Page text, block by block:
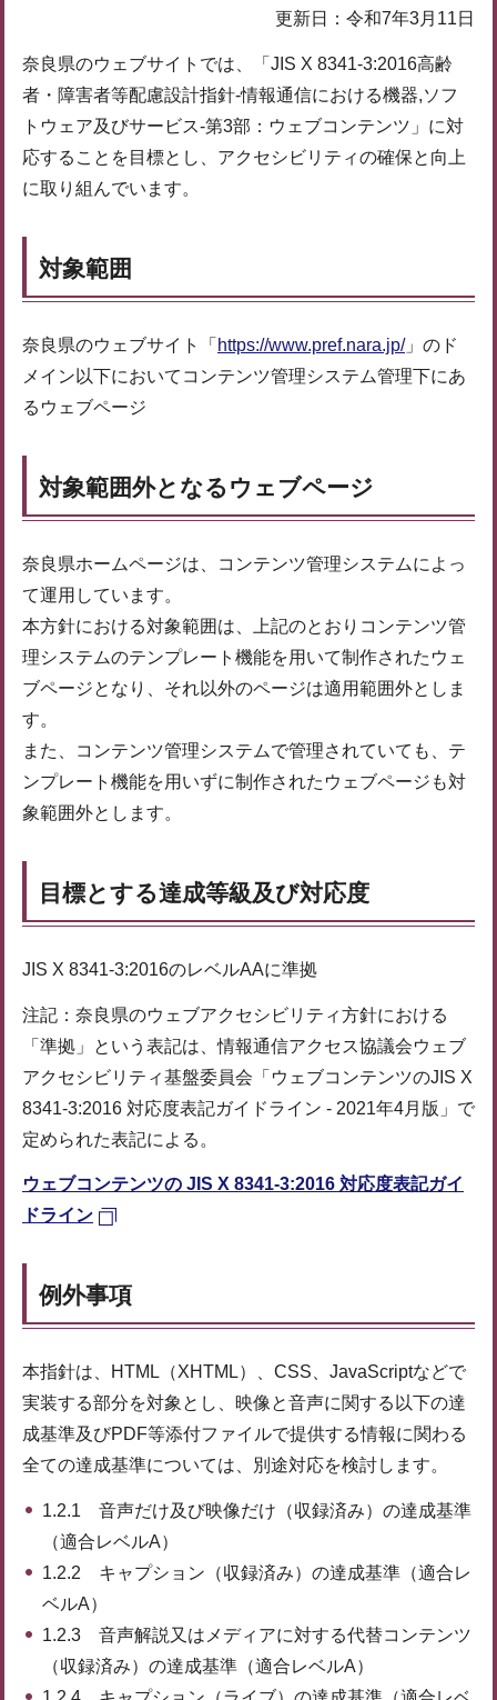
更新日：令和7年3月11日
奈良県のウェブサイトでは、「JIS X 8341-3:2016高齢
者・障害者等配慮設計指針-情報通信における機器,ソフ
トウェア及びサービス-第3部：ウェブコンテンツ」に対
応することを目標とし、アクセシビリティの確保と向上
に取り組んでいます。
対象範囲
奈良県のウェブサイト「 https://www.pref.nara.jp/」のド
メイン以下においてコンテンツ管理システム管理下にあ
るウェブページ
対象範囲外となるウェブページ
奈良県ホームページは、コンテンツ管理システムによっ
て運用しています。
本方針における対象範囲は、上記のとおりコンテンツ管
理システムのテンプレート機能を用いて制作されたウェ
ブページとなり、それ以外のページは適用範囲外としま
す。
また、コンテンツ管理システムで管理されていても、テ
ンプレート機能を用いずに制作されたウェブページも対
象範囲外とします。
目標とする達成等級及び対応度
JIS X 8341-3:2016のレベルAAに準拠
注記：奈良県のウェブアクセシビリティ方針における
「準拠」という表記は、情報通信アクセス協議会ウェブ
アクセシビリティ基盤委員会「ウェブコンテンツのJIS X
8341-3:2016 対応度表記ガイドライン - 2021年4月版」で
定められた表記による。
ウェブコンテンツの JIS X 8341-3:2016 対応度表記ガイ
ドライン
例外事項
本指針は、HTML（XHTML）、CSS、JavaScriptなどで
実装する部分を対象とし、映像と音声に関する以下の達
成基準及びPDF等添付ファイルで提供する情報に関わる
全ての達成基準については、別途対応を検討します。
1.2.1 音声だけ及び映像だけ（収録済み）の達成基準
（適合レベルA）
1.2.2 キャプション（収録済み）の達成基準（適合レ
ベルA）
1.2.3 音声解説又はメディアに対する代替コンテンツ
（収録済み）の達成基準（適合レベルA）